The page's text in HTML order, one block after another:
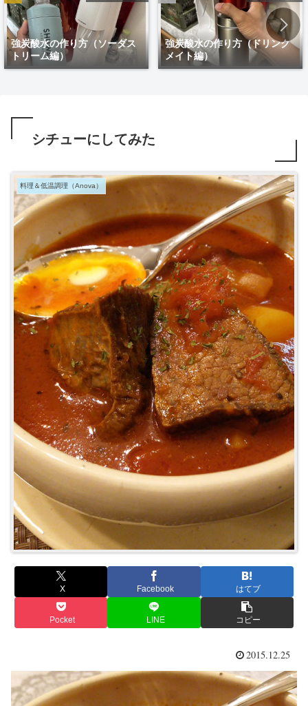
強炭酸水の作り方（ソーダス
トリーム編）
強炭酸水の作り方（ドリンク
メイト編）
シチューにしてみた
料理＆低温調理（Anova）
X Facebook はてブ
Pocket LINE コピー
2015.12.25